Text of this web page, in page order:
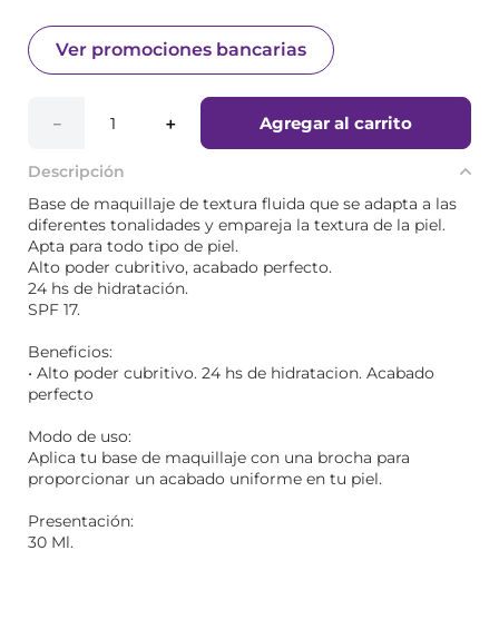
Ver promociones bancarias
＋
－ Agregar al carrito
Descripción
Base de maquillaje de textura fluida que se adapta a las
diferentes tonalidades y empareja la textura de la piel.
Apta para todo tipo de piel.
Alto poder cubritivo, acabado perfecto.
24 hs de hidratación.
SPF 17.
Beneficios:
• Alto poder cubritivo. 24 hs de hidratacion. Acabado
perfecto
Modo de uso:
Aplica tu base de maquillaje con una brocha para
proporcionar un acabado uniforme en tu piel.
Presentación:
30 Ml.